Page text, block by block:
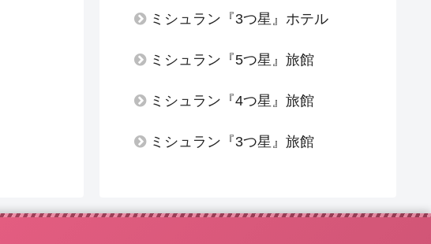
ミシュラン『3つ星』ホテル
ミシュラン『5つ星』旅館
ミシュラン『4つ星』旅館
ミシュラン『3つ星』旅館